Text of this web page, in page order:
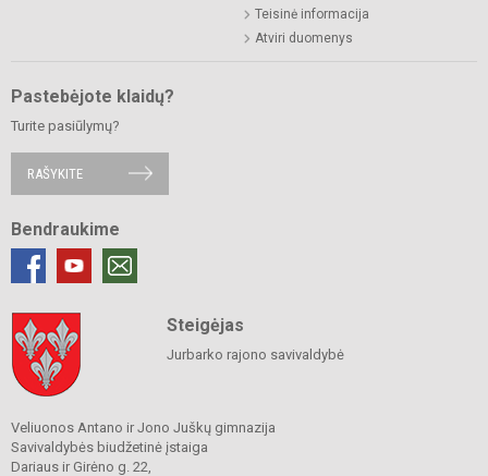
Teisinė informacija
Atviri duomenys
Pastebėjote klaidų?
Turite pasiūlymų?
RAŠYKITE
Bendraukime
Steigėjas
Jurbarko rajono savivaldybė
Veliuonos Antano ir Jono Juškų gimnazija
Savivaldybės biudžetinė įstaiga
Dariaus ir Girėno g. 22,